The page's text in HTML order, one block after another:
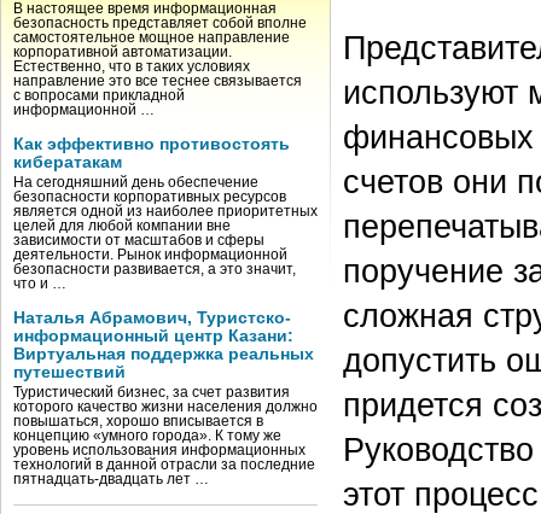
В настоящее время информационная
безопасность представляет собой вполне
самостоятельное мощное направление
корпоративной автоматизации.
Естественно, что в таких условиях
направление это все теснее связывается
с вопросами прикладной
информационной …
Как эффективно противостоять
кибератакам
На сегодняшний день обеспечение
безопасности корпоративных ресурсов
является одной из наиболее приоритетных
целей для любой компании вне
зависимости от масштабов и сферы
деятельности. Рынок информационной
безопасности развивается, а это значит,
что и …
Наталья Абрамович, Туристско-
информационный центр Казани:
Виртуальная поддержка реальных
путешествий
Туристический бизнес, за счет развития
которого качество жизни населения должно
повышаться, хорошо вписывается в
концепцию «умного города». К тому же
уровень использования информационных
технологий в данной отрасли за последние
пятнадцать-двадцать лет …
используют
финансовых
счетов они
поручение
сложная
допустить
придется
этот